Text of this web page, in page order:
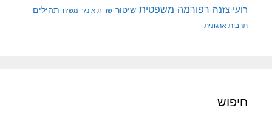
רועי צזנה רפורמה משפטית שיטור שרית אונגר משיח תהילים
תרבות ארגונית
חיפוש